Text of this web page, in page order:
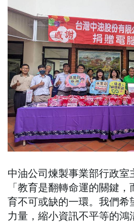
中油公司煉製事業部行政室
「教育是翻轉命運的關鍵
育不可或缺的一環。我們希
力量，縮小資訊不平等的鴻